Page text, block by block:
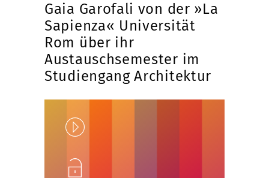
Gaia Garofali von der »La
Sapienza« Universität
Rom über ihr
Austauschsemester im
Studiengang Architektur
Play
Unlock